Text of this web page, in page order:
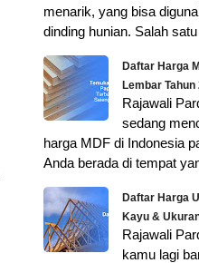
menarik, yang bisa
dinding hunian. Salah
Daftar Harga
Lembar Tahun
Rajawali
sedang
harga MDF di Indonesia
Anda berada di tempat
Daftar Harga
Kayu &
Rajawali
kamu lagi